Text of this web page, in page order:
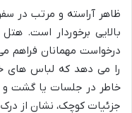
ظاهر آراسته و مرتب در
بالایی برخوردار است.
درخواست مهمانان فراهم
را می دهد که لباس های
خاطر در جلسات یا گشت و
جزئیات کوچک، نشان از